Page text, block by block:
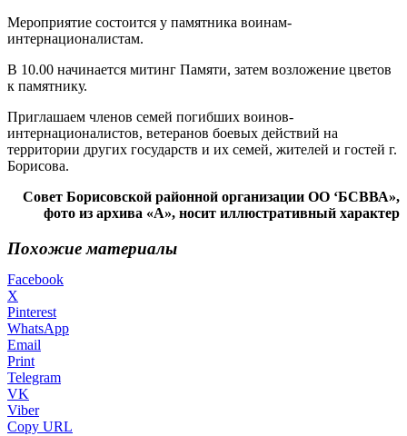
Мероприятие состоится у памятника воинам-
интернационалистам.
В 10.00 начинается митинг Памяти, затем возложение цветов
к памятнику.
Приглашаем членов семей погибших воинов-
интернационалистов, ветеранов боевых действий на
территории других государств и их семей, жителей и гостей г.
Борисова.
Совет Борисовской районной организации ОО ‘БСВВА»,
фото из архива «А», носит иллюстративный характер
Похожие материалы
Facebook
X
Pinterest
WhatsApp
Email
Print
Telegram
VK
Viber
Copy URL